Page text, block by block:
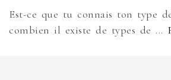
Est-ce que tu connais ton type
combien il existe de types de ...